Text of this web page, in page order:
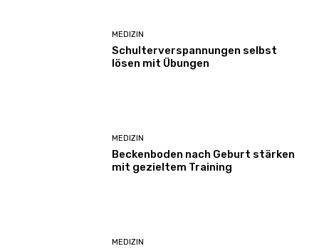
MEDIZIN
Schulterverspannungen selbst
lösen mit Übungen
MEDIZIN
Beckenboden nach Geburt stärken
mit gezieltem Training
MEDIZIN